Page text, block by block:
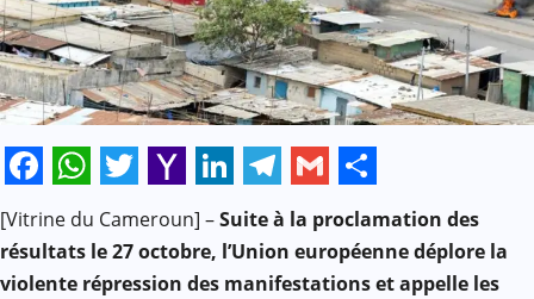
Facebook
WhatsApp
Twitter
Yahoo
Mail
LinkedIn
Telegram
Gmail
Share
[Vitrine du Cameroun] –Suite à la proclamation des
résultats le 27 octobre, l’Union européenne déplore la
violente répression des manifestations et appelle les